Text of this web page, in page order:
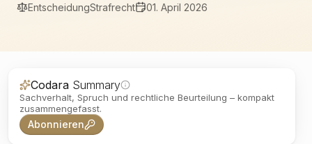
EntscheidungStrafrecht 01. April 2026
Codara Summary
Sachverhalt, Spruch und rechtliche Beurteilung – kompakt
zusammengefasst.
Abonnieren